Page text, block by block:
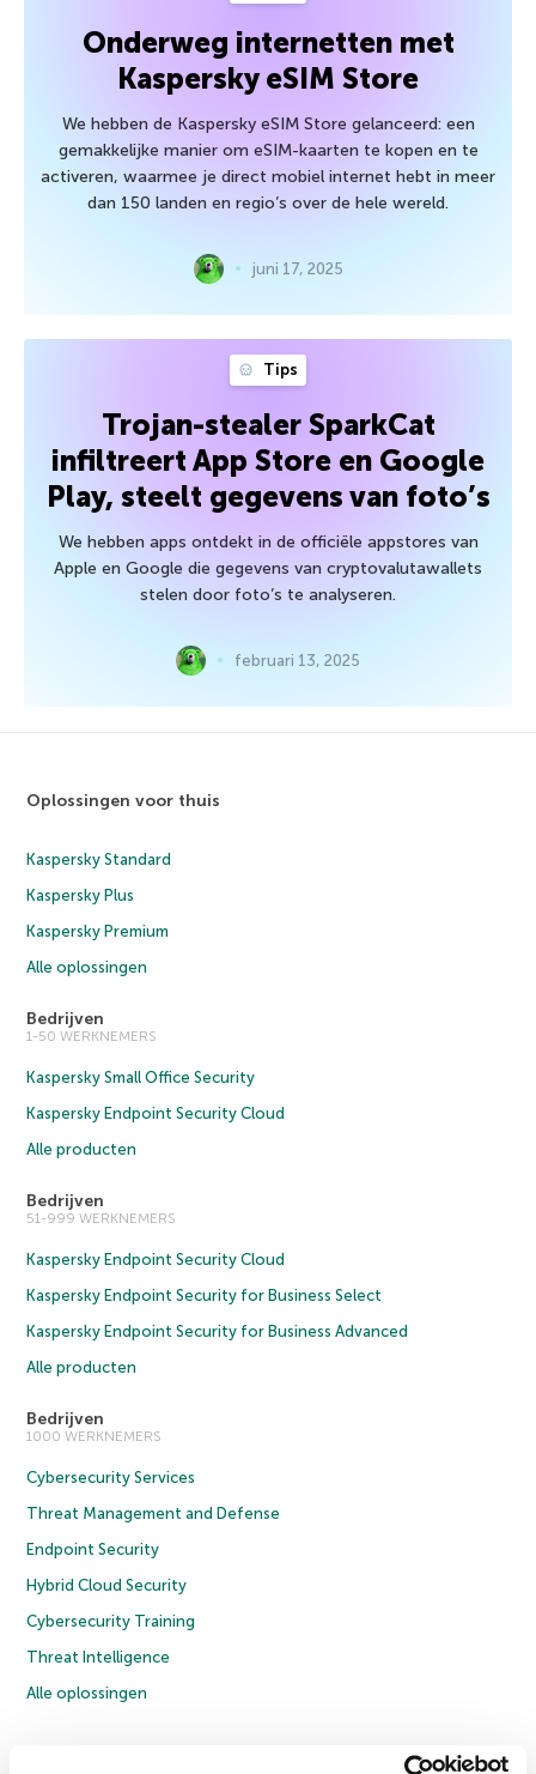
Onderweg internetten met
Kaspersky eSIM Store
We hebben de Kaspersky eSIM Store gelanceerd: een
gemakkelijke manier om eSIM-kaarten te kopen en te
activeren, waarmee je direct mobiel internet hebt in meer
dan 150 landen en regio’s over de hele wereld.
juni 17, 2025
Tips
Trojan-stealer SparkCat
infiltreert App Store en Google
Play, steelt gegevens van foto’s
We hebben apps ontdekt in de officiële appstores van
Apple en Google die gegevens van cryptovalutawallets
stelen door foto’s te analyseren.
februari 13, 2025
Oplossingen voor thuis
Kaspersky Standard
Kaspersky Plus
Kaspersky Premium
Alle oplossingen
Bedrijven
1-50 WERKNEMERS
Kaspersky Small Office Security
Kaspersky Endpoint Security Cloud
Alle producten
Bedrijven
51-999 WERKNEMERS
Kaspersky Endpoint Security Cloud
Kaspersky Endpoint Security for Business Select
Kaspersky Endpoint Security for Business Advanced
Alle producten
Bedrijven
1000 WERKNEMERS
Cybersecurity Services
Threat Management and Defense
Endpoint Security
Hybrid Cloud Security
Cybersecurity Training
Threat Intelligence
Alle oplossingen
Privacybeleid